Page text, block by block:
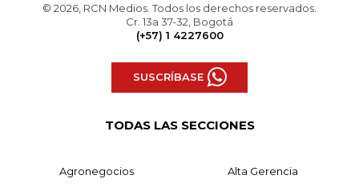
© 2026, RCN Medios. Todos los derechos reservados.
Cr. 13a 37-32, Bogotá
(+57) 1 4227600
SUSCRÍBASE
TODAS LAS SECCIONES
Agronegocios Alta Gerencia